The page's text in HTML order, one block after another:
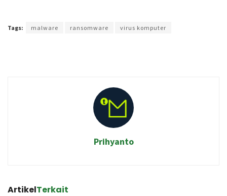
Tags: malware ransomware virus komputer
Prihyanto
ArtikelTerkait